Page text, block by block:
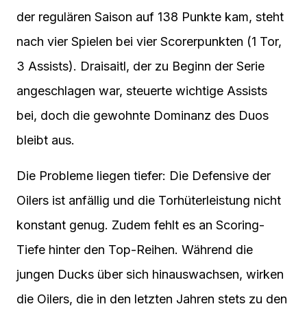
der regulären Saison auf 138 Punkte kam, steht
nach vier Spielen bei vier Scorerpunkten (1 Tor,
3 Assists). Draisaitl, der zu Beginn der Serie
angeschlagen war, steuerte wichtige Assists
bei, doch die gewohnte Dominanz des Duos
bleibt aus.
Die Probleme liegen tiefer: Die Defensive der
Oilers ist anfällig und die Torhüterleistung nicht
konstant genug. Zudem fehlt es an Scoring-
Tiefe hinter den Top-Reihen. Während die
jungen Ducks über sich hinauswachsen, wirken
die Oilers, die in den letzten Jahren stets zu den